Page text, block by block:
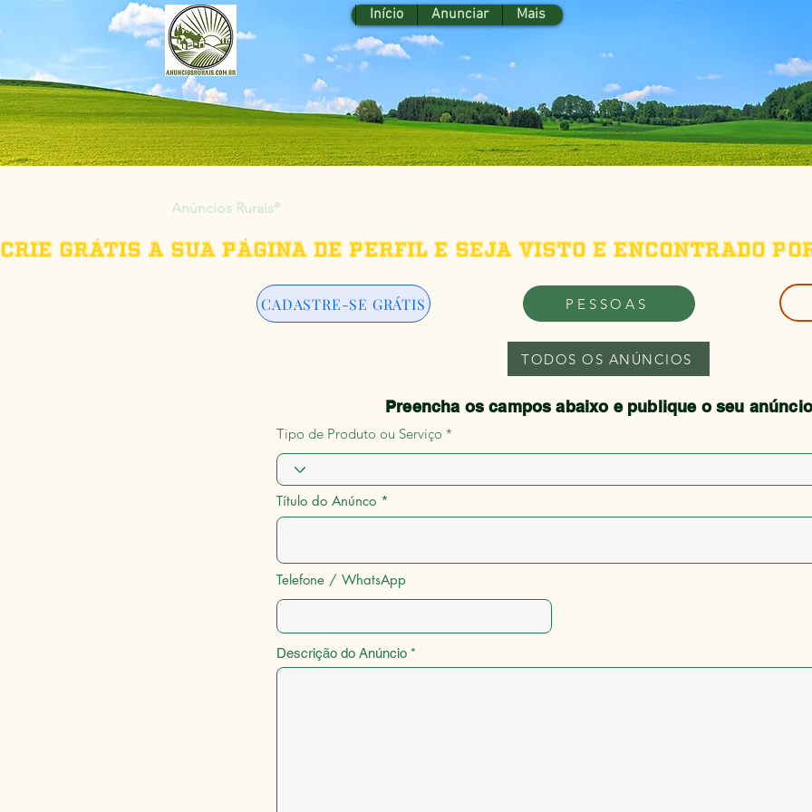
Anúncios Rurais®
Início Anunciar Mais
Crie grátis a sua página de perfil e seja visto e encontrado por
CADASTRE-SE GRÁTIS PESSOAS
TODOS OS ANÚNCIOS
Preencha os campos abaixo e publique o seu anúncio
Tipo de Produto ou Serviço
Título do Anúnco
Telefone / WhatsApp
Descrição do Anúncio